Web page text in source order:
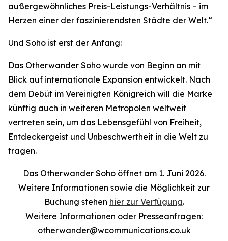
außergewöhnliches Preis-Leistungs-Verhältnis – im
Herzen einer der faszinierendsten Städte der Welt.“
Und Soho ist erst der Anfang:
Das Otherwander Soho wurde von Beginn an mit
Blick auf internationale Expansion entwickelt. Nach
dem Debüt im Vereinigten Königreich will die Marke
künftig auch in weiteren Metropolen weltweit
vertreten sein, um das Lebensgefühl von Freiheit,
Entdeckergeist und Unbeschwertheit in die Welt zu
tragen.
Das Otherwander Soho öffnet am 1. Juni 2026.
Weitere Informationen sowie die Möglichkeit zur
Buchung stehen hier zur Verfügung.
Weitere Informationen oder Presseanfragen:
otherwander@wcommunications.co.uk